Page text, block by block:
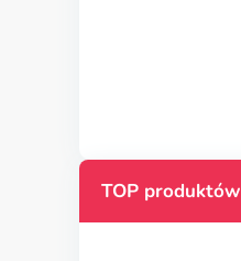
TOP produktów